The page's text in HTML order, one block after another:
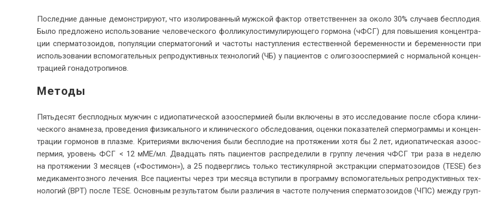
По­след­ние дан­ные де­мон­стри­ру­ют, что изо­ли­ро­ван­ный муж­ской фак­тор от­вет­ствен­нен за око­ло 30% слу­ча­ев бес­пло­дия.
Бы­ло пред­ло­же­но ис­поль­зо­ва­ние че­ло­ве­че­ско­го фол­ли­ку­ло­сти­му­ли­ру­ю­ще­го гор­мо­на (чФСГ) для по­вы­ше­ния кон­цен­тра­
ции спер­ма­то­зо­и­дов, по­пуля­ции спер­ма­то­го­ний и ча­сто­ты на­ступ­ле­ния есте­ствен­ной бе­ре­мен­но­сти и бе­ре­мен­но­сти при
ис­поль­зо­ва­нии вспо­мо­га­тель­ных ре­про­дук­тив­ных тех­но­ло­гий (ЧБ) у па­ци­ен­тов с оли­го­зоос­пер­ми­ей с нор­маль­ной кон­цен­
тра­ци­ей го­на­до­тро­пинов.
Методы
Пять­де­сят бес­плод­ных муж­чин с идио­па­ти­че­ской азоос­пер­ми­ей бы­ли вклю­че­ны в это ис­сле­до­ва­ние по­сле сбо­ра кли­ни­
че­ско­го ана­мне­за, про­ве­де­ния физи­каль­но­го и кли­ни­че­ско­го об­сле­до­ва­ния, оцен­ки по­ка­за­те­лей спер­мо­грам­мы и кон­цен­
тра­ции гор­мо­нов в плаз­ме. Кри­те­ри­я­ми вклю­че­ния бы­ли бес­пло­дие на про­тя­же­нии хо­тя бы 2 лет, идио­па­ти­че­ская азоос­
пер­мия, уро­вень ФСГ < 12 мМЕ/мл. Два­дцать пять па­ци­ен­тов рас­пре­де­ли­ли в груп­пу ле­че­ния чФСГ три ра­за в неде­лю
на про­тя­же­нии 3 ме­ся­цев («Фо­сти­мон»), а 25 под­верг­лись толь­ко те­сти­ку­ляр­ной экс­трак­ции спер­ма­то­зо­и­дов (TESE) без
ме­ди­ка­мен­тоз­но­го ле­че­ния. Все па­ци­ен­ты через три ме­ся­ца всту­пи­ли в про­грам­му вспо­мо­га­тель­ных ре­про­дук­тив­ных тех­
но­ло­гий (ВРТ) по­сле TESE. Ос­нов­ным ре­зуль­та­том бы­ли раз­ли­чия в ча­сто­те по­лу­че­ния спер­ма­то­зо­и­дов (ЧПС) меж­ду груп­